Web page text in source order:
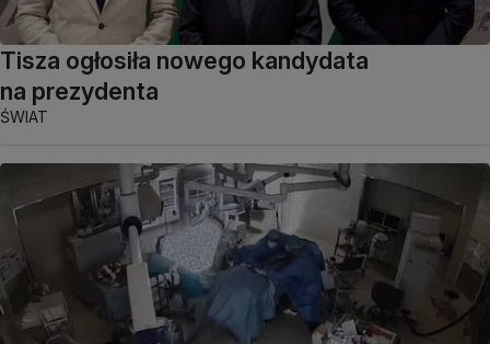
Tisza ogłosiła nowego kandydata
na prezydenta
ŚWIAT